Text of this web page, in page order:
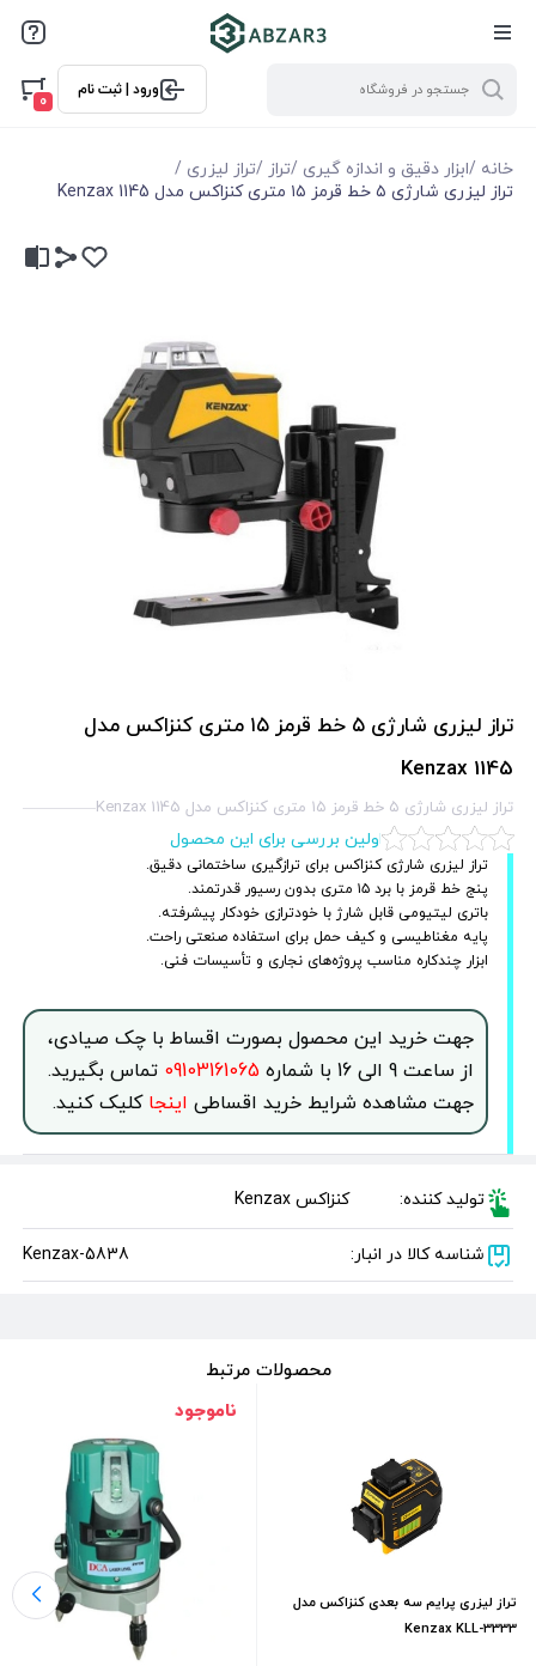
ورود | ثبت نام
0
خانه /ابزار دقیق و اندازه گیری /تراز /تراز لیزری /
تراز لیزری شارژی ۵ خط قرمز ۱۵ متری کنزاکس مدل Kenzax 1145
تراز لیزری شارژی ۵ خط قرمز ۱۵ متری کنزاکس مدل
Kenzax 1145
تراز لیزری شارژی ۵ خط قرمز ۱۵ متری کنزاکس مدل Kenzax 1145
اولین بررسی برای این محصول
تراز لیزری شارژی کنزاکس برای ترازگیری ساختمانی دقیق.
پنج خط قرمز با برد ۱۵ متری بدون رسیور قدرتمند.
باتری لیتیومی قابل شارژ با خودترازی خودکار پیشرفته.
پایه مغناطیسی و کیف حمل برای استفاده صنعتی راحت.
ابزار چندکاره مناسب پروژه‌های نجاری و تأسیسات فنی.
جهت خرید این محصول بصورت اقساط با چک صیادی،
از ساعت 9 الی 16 با شماره
09103161065 تماس بگیرید.
جهت مشاهده شرایط خرید اقساطی اینجاکلیک کنید.
تولید کننده: کنزاکس Kenzax
شناسه کالا در انبار: Kenzax-5838
محصولات مرتبط
تراز لیزری پرایم سه بعدی کنزاکس مدل
Kenzax KLL-3333
ناموجود